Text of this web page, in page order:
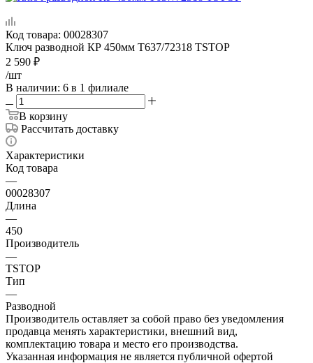
Код товара: 00028307
Ключ разводной КР 450мм Т637/72318 TSTOP
2 590 ₽
/шт
В наличии: 6 в 1 филиале
В корзину
Рассчитать доставку
Характеристики
Код товара
—
00028307
Длина
—
450
Производитель
—
TSTOP
Тип
—
Разводной
Производитель оставляет за собой право без уведомления
продавца менять характеристики, внешний вид,
комплектацию товара и место его производства.
Указанная информация не является публичной офертой